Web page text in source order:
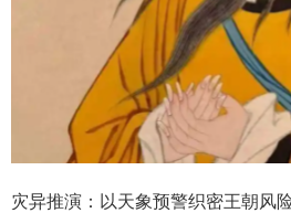
灾异推演：以天象预警织密王朝风